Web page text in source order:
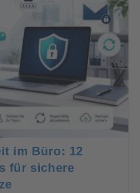
im Büro: 12
für sichere